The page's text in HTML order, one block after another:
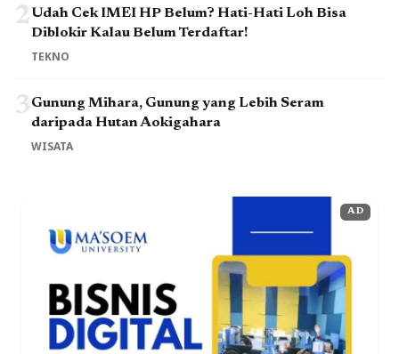
2Udah Cek IMEI HP Belum? Hati-Hati Loh Bisa
Diblokir Kalau Belum Terdaftar!
TEKNO
3Gunung Mihara, Gunung yang Lebih Seram
daripada Hutan Aokigahara
WISATA
AD